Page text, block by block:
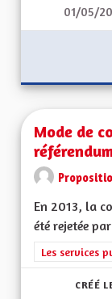
01/05/
Mode de
En 2013, la
été rejetée
Filtrer les
Les services
CRÉÉ